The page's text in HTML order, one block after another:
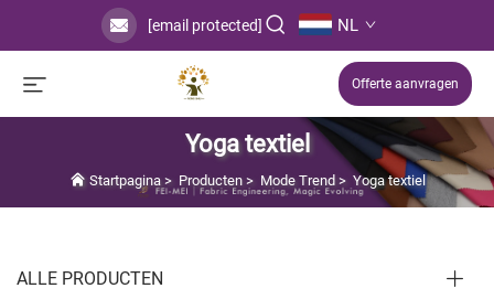
[email protected] NL
Offerte aanvragen
Yoga textiel
Startpagina> Producten> Mode Trend > Yoga textiel
ALLE PRODUCTEN